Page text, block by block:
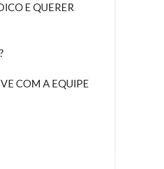
E QUERER
COM A EQUIPE